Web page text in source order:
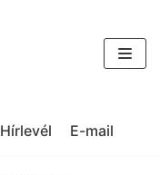
Hírlevél E-mail